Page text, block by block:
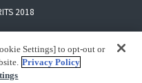
2018
Settings] to opt-out or
Privacy Policy